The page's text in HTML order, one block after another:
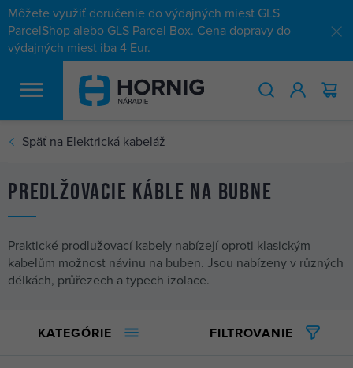
Môžete využiť doručenie do výdajných miest GLS
ParcelShop alebo GLS Parcel Box. Cena dopravy do
výdajných miest iba 4 Eur.
HĽADAŤ
Predlžovacie káble na bubne
Praktické prodlužovací kabely nabízejí oproti klasickým
kabelům možnost návinu na buben. Jsou nabízeny v různých
délkách, průřezech a typech izolace.
KATEGÓRIE FILTROVANIE